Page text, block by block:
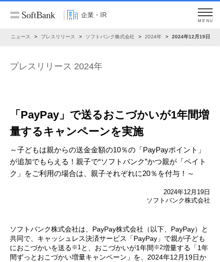
企業・IR
MENU
ニュース プレスリリース ソフトバンク株式会社 2024年 2024年12月19日
プレスリリース 2024年
「PayPay」で送るおこづかいが1年間増
量するキャンペーンを実施
～子どもは親からの送金金額の10％の「PayPayポイント」
が追加でもらえる！ 親子で“ソフトバンク”かつ親が「ペイト
ク」をご利用の場合は、親子それぞれに20％を付与！～
2024年12月19日
ソフトバンク株式会社
ソフトバンク株式会社は、PayPay株式会社（以下、PayPay）と
共同で、キャッシュレス決済サービス「PayPay」で親が子ども
におこづかいを送る※1 と、おこづかいが1年間 ※2増量する「1年
間ずっとおこづかい増量キャンペーン」を、2024年12月19日か